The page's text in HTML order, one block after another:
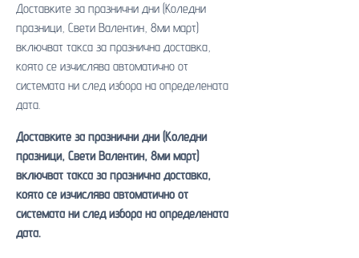
Доставките за празнични дни (Коледни
празници, Свети Валентин, 8ми март)
включват такса за празнична доставка,
която се изчислява автоматично от
системата ни след избора на определената
дата.
Доставките за празнични дни (Коледни
празници, Свети Валентин, 8ми март)
включват такса за празнична доставка,
която се изчислява автоматично от
системата ни след избора на определената
дата.